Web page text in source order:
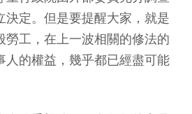
決定。但是要提醒大家，就是
勞工，在上一波相關的修法的
人的權益，幾乎都已經盡可能